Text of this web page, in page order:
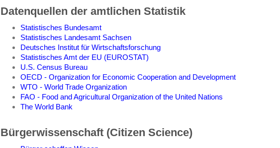
Datenquellen der amtlichen Statistik
Statistisches Bundesamt
Statistisches Landesamt Sachsen
Deutsches Institut für Wirtschaftsforschung
Statistisches Amt der EU (EUROSTAT)
U.S. Census Bureau
OECD - Organization for Economic Cooperation and Development
WTO - World Trade Organization
FAO - Food and Agricultural Organization of the United Nations
The World Bank
Bürgerwissenschaft (Citizen Science)